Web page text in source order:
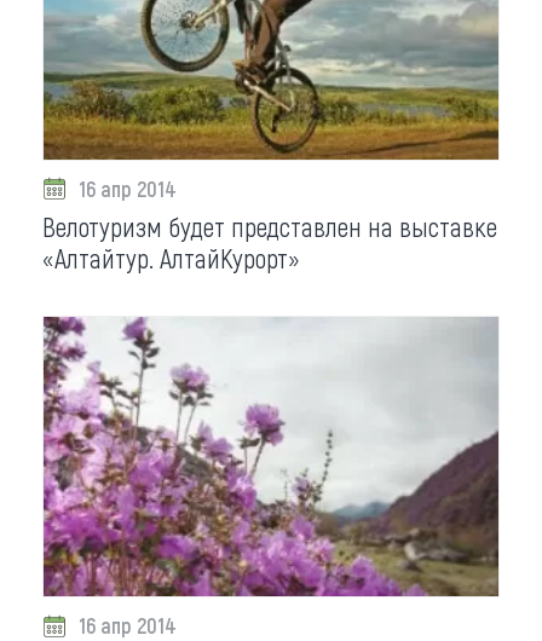
Что привезти (сувениры)
О регионе
Коллекция впечатлений
Другие рубрики
16 апр 2014
Велотуризм будет представлен на выставке
«Алтайтур. АлтайКурорт»
16 апр 2014